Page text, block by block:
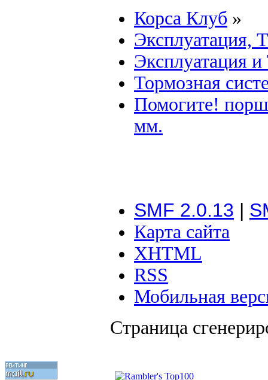
Корса Клуб »
Эксплуатация,
Эксплуатация
Тормозная
Помогите!
мм.
SMF 2.0.13 |
Карта сайта
XHTML
RSS
Мобильная
Страница